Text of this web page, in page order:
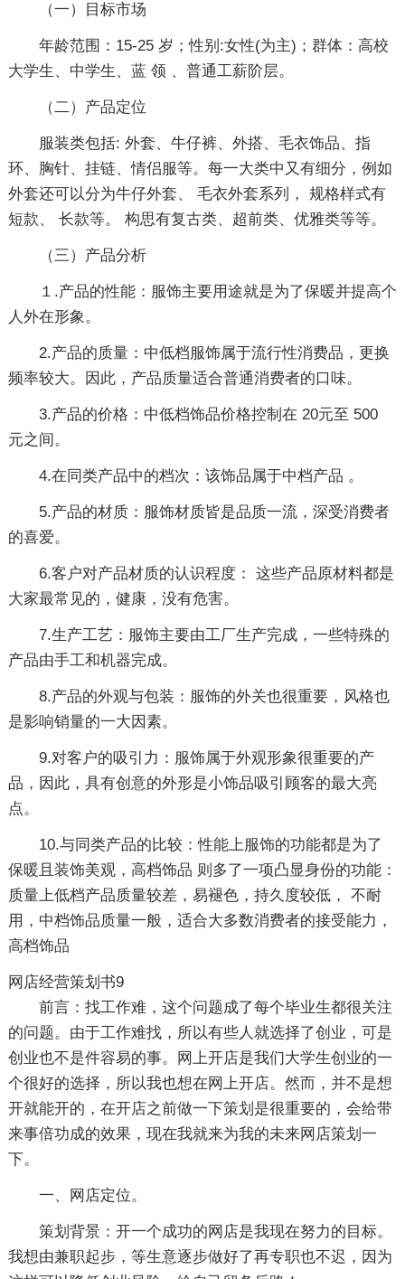
（一）目标市场
年龄范围：15-25 岁；性别:女性(为主)；群体：高校
大学生、中学生、蓝 领 、普通工薪阶层。
（二）产品定位
服装类包括: 外套、牛仔裤、外搭、毛衣饰品、指
环、胸针、挂链、情侣服等。每一大类中又有细分，例如
外套还可以分为牛仔外套、 毛衣外套系列， 规格样式有
短款、 长款等。 构思有复古类、超前类、优雅类等等。
（三）产品分析
１.产品的性能：服饰主要用途就是为了保暖并提高个
人外在形象。
2.产品的质量：中低档服饰属于流行性消费品，更换
频率较大。因此，产品质量适合普通消费者的口味。
3.产品的价格：中低档饰品价格控制在 20元至 500
元之间。
4.在同类产品中的档次：该饰品属于中档产品 。
5.产品的材质：服饰材质皆是品质一流，深受消费者
的喜爱。
6.客户对产品材质的认识程度： 这些产品原材料都是
大家最常见的，健康，没有危害。
7.生产工艺：服饰主要由工厂生产完成，一些特殊的
产品由手工和机器完成。
8.产品的外观与包装：服饰的外关也很重要，风格也
是影响销量的一大因素。
9.对客户的吸引力：服饰属于外观形象很重要的产
品，因此，具有创意的外形是小饰品吸引顾客的最大亮
点。
10.与同类产品的比较：性能上服饰的功能都是为了
保暖且装饰美观，高档饰品 则多了一项凸显身份的功能：
质量上低档产品质量较差，易褪色，持久度较低， 不耐
用，中档饰品质量一般，适合大多数消费者的接受能力，
高档饰品
网店经营策划书9
前言：找工作难，这个问题成了每个毕业生都很关注
的问题。由于工作难找，所以有些人就选择了创业，可是
创业也不是件容易的事。网上开店是我们大学生创业的一
个很好的选择，所以我也想在网上开店。然而，并不是想
开就能开的，在开店之前做一下策划是很重要的，会给带
来事倍功成的效果，现在我就来为我的未来网店策划一
下。
一、网店定位。
策划背景：开一个成功的网店是我现在努力的目标。
我想由兼职起步，等生意逐步做好了再专职也不迟，因为